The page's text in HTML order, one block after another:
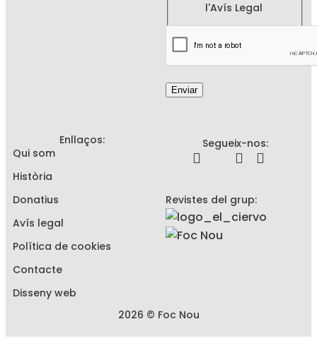
l'Avís Legal
Enviar
Enllaços:
Qui som
Història
Donatius
Avís legal
Política de cookies
Contacte
Disseny web
Segueix-nos:
Revistes del grup:
2026 © Foc Nou